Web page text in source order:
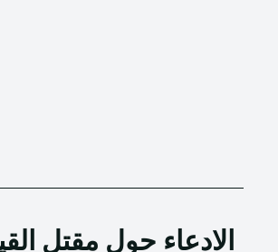
الادعاء حول مقتل